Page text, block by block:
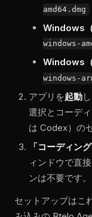
amd64.dmg
Windows
windows-
Windows
windows-
アプリを起動
選択とコーデ
は Codex）の
「コーディン
ィンドウで直
ンは不要です。
セットアップはこ